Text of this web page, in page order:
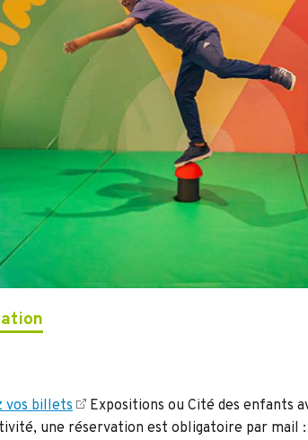
vos billets
Expositions ou Cité des enfants
une réservation est obligatoire par mail